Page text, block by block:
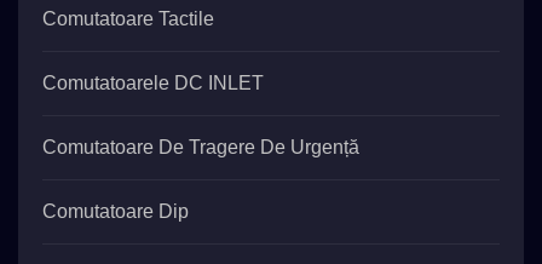
Comutatoare Tactile
Comutatoarele DC INLET
Comutatoare De Tragere De Urgență
Comutatoare Dip